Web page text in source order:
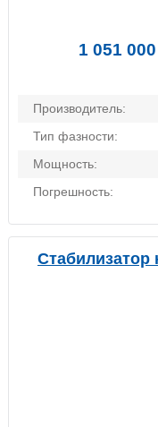
Производитель:
Тип фазности:
Мощность:
Погрешность:
1 051 000
Стабилизатор